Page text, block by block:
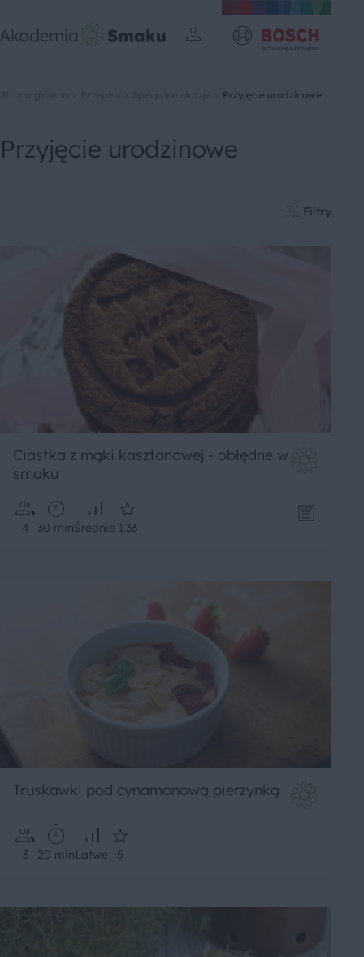
Przyjęcie urodzinowe
Przyjęcie urodzinowe
Filtry
Ciastka z mąki kasztanowej - obłędne w
smaku
4 30 minŚrednie 1.33
Truskawki pod cynamonową pierzynką
3 20 minŁatwe 5